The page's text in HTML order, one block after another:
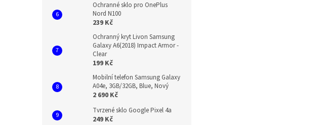
Ochranné sklo pro OnePlus
Nord N100
239 Kč
Ochranný kryt Livon Samsung
Galaxy A6(2018) Impact Armor -
Clear
199 Kč
Mobilní telefon Samsung Galaxy
A04e, 3GB/32GB, Blue, Nový
2 690 Kč
Tvrzené sklo Google Pixel 4a
249 Kč